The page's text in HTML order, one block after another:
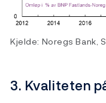
Kjelde: Noregs Bank,
3. Kvaliteten